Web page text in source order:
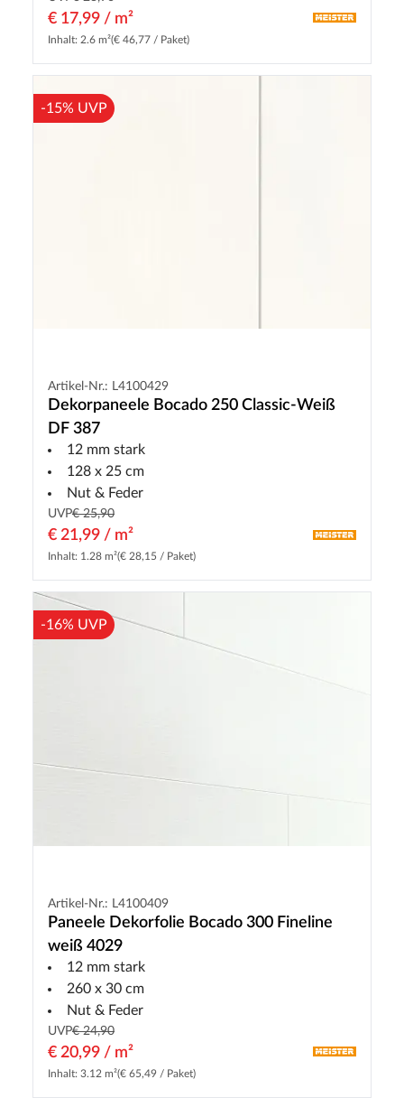
€ 17,99 / m²
Inhalt: 2.6 m²(€ 46,77 / Paket)
-15% UVP
Artikel-Nr.: L4100429
Dekorpaneele Bocado 250 Classic-Weiß
DF 387
12 mm stark
128 x 25 cm
Nut & Feder
UVP€ 25,90
€ 21,99 / m²
Inhalt: 1.28 m²(€ 28,15 / Paket)
-16% UVP
Artikel-Nr.: L4100409
Paneele Dekorfolie Bocado 300 Fineline
weiß 4029
12 mm stark
260 x 30 cm
Nut & Feder
UVP€ 24,90
€ 20,99 / m²
Inhalt: 3.12 m²(€ 65,49 / Paket)